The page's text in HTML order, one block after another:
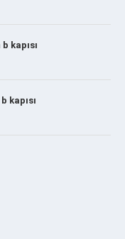
kapısı
kapısı